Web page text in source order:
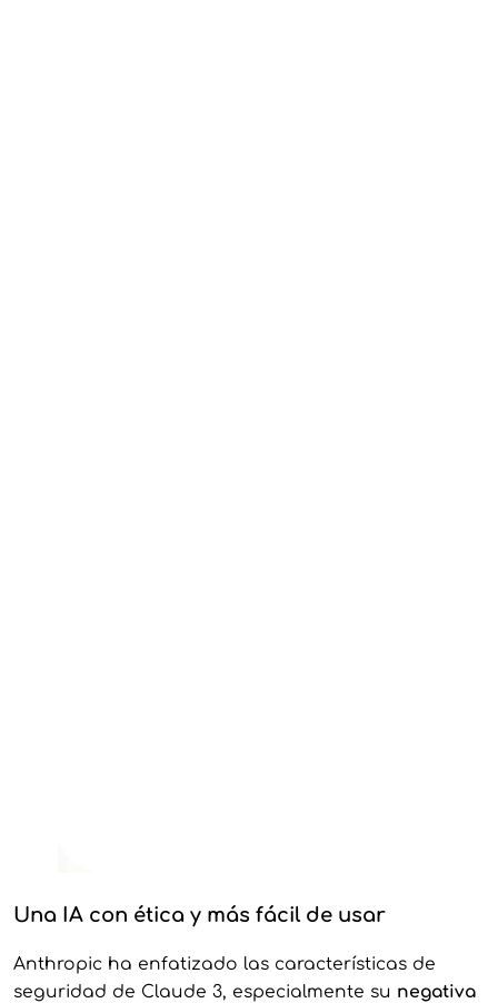
Una IA con ética y más fácil de usar
Anthropic ha enfatizado las características de
seguridad de Claude 3, especialmente su negativa